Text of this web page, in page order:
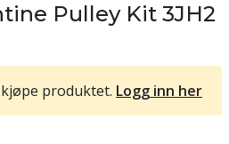
Pulley Kit 3JH2
produktet. Logg inn her